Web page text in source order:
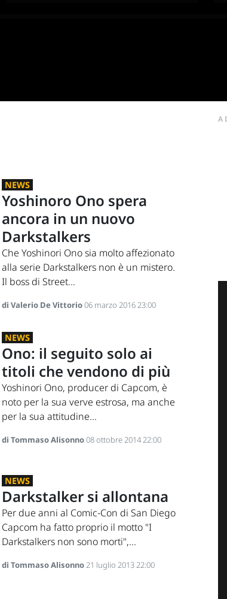
NEWS
Yoshinoro Ono spera
ancora in un nuovo
Darkstalkers
Che Yoshinori Ono sia molto affezionato
alla serie Darkstalkers non è un mistero.
Il boss di Street...
di Valerio De Vittorio06 marzo 2016 23:00
NEWS
Ono: il seguito solo ai
titoli che vendono di più
Yoshinori Ono, producer di Capcom, è
noto per la sua verve estrosa, ma anche
per la sua attitudine...
di Tommaso Alisonno08 ottobre 2014 22:00
NEWS
Darkstalker si allontana
Per due anni al Comic-Con di San Diego
Capcom ha fatto proprio il motto "I
Darkstalkers non sono morti",...
di Tommaso Alisonno21 luglio 2013 22:00